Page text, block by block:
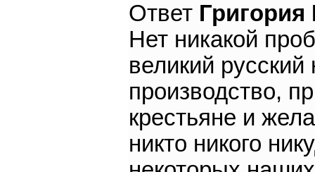
Ответ
Нет никакой
великий
производство,
крестьяне и
никто никого